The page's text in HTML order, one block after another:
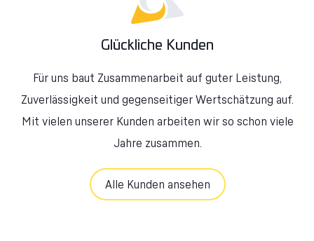
Glückliche Kunden
Für uns baut Zusammenarbeit auf guter Leistung,
Zuverlässigkeit und gegenseitiger Wertschätzung auf.
Mit vielen unserer Kunden arbeiten wir so schon viele
Jahre zusammen.
Alle Kunden ansehen